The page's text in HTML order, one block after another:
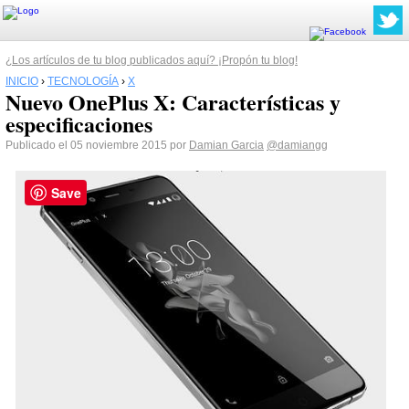
¿Los artículos de tu blog publicados aquí? ¡Propón tu blog!
INICIO › TECNOLOGÍA › X
Nuevo OnePlus X: Características y
especificaciones
Publicado el 05 noviembre 2015 por Damian Garcia @damiangg
Save